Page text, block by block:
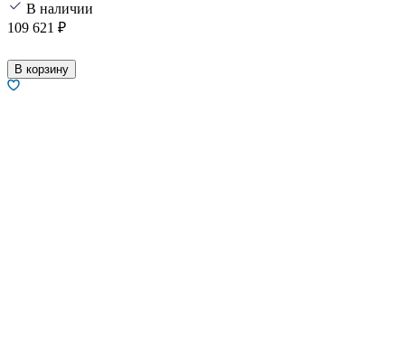
В наличии
109 621 ₽
В корзину